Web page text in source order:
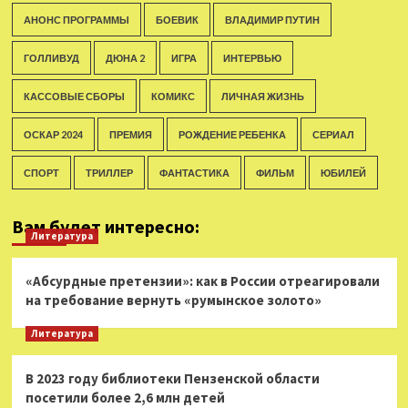
АНОНС ПРОГРАММЫ БОЕВИК ВЛАДИМИР ПУТИН
ГОЛЛИВУД ДЮНА 2 ИГРА ИНТЕРВЬЮ
КАССОВЫЕ СБОРЫ КОМИКС ЛИЧНАЯ ЖИЗНЬ
ОСКАР 2024 ПРЕМИЯ РОЖДЕНИЕ РЕБЕНКА СЕРИАЛ
СПОРТ ТРИЛЛЕР ФАНТАСТИКА ФИЛЬМ ЮБИЛЕЙ
Вам будет интересно:
Литература
«Абсурдные претензии»: как в России отреагировали
на требование вернуть «румынское золото»
Литература
В 2023 году библиотеки Пензенской области
посетили более 2,6 млн детей